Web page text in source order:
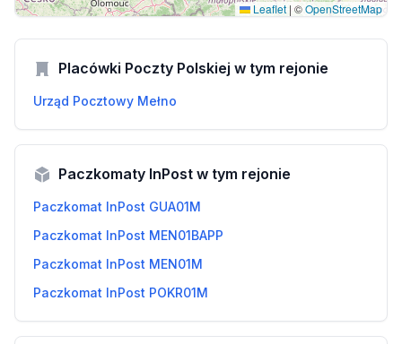
Leaflet | ©OpenStreetMap
Placówki Poczty Polskiej w tym rejonie
Urząd Pocztowy Mełno
Paczkomaty InPost w tym rejonie
Paczkomat InPost GUA01M
Paczkomat InPost MEN01BAPP
Paczkomat InPost MEN01M
Paczkomat InPost POKR01M